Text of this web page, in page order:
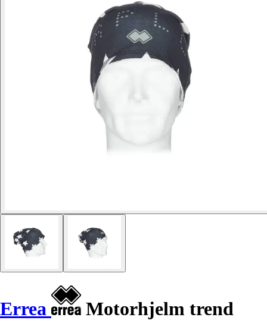
Errea Motorhjelm trend